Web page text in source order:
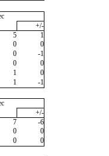
+/-
5
1
0
0
0
-1
0
0
1
0
1
-1
+/-
7
-6
0
0
0
0